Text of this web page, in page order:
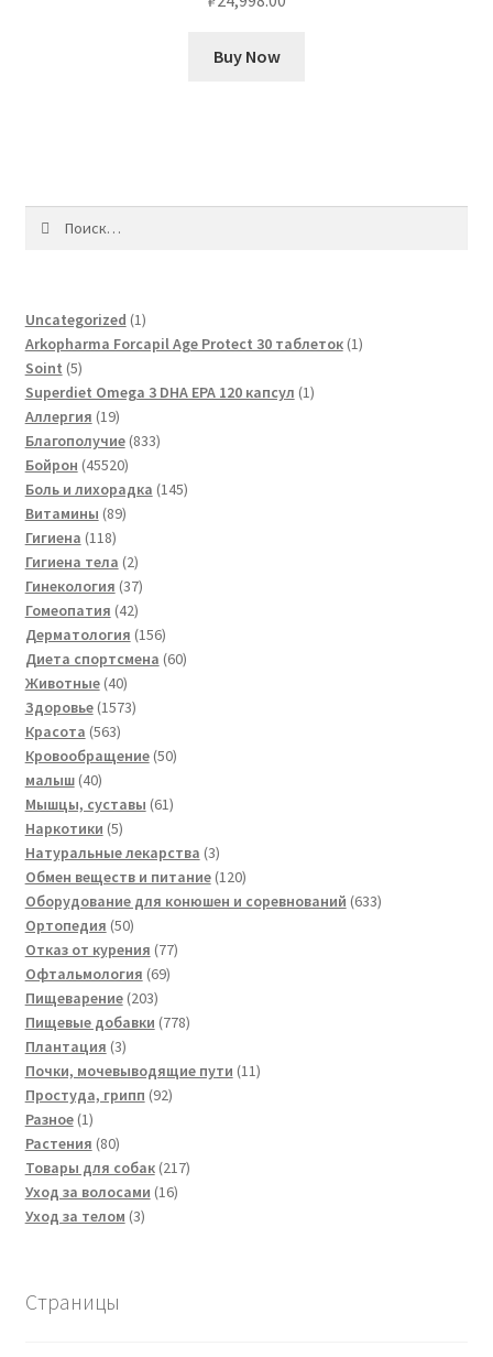
Buy Now
Uncategorized 11
товар
Arkopharma Forcapil Age Protect 30 таблеток 11
Soint 55
товаров
Superdiet Omega 3 DHA EPA 120 капсул 11
Аллергия 1919
товаров
Благополучие 833833
Бойрон 4552045520
товаров
Боль и лихорадка 145145
Витамины 8989
Гигиена 118118
товаров
Гигиена тела 22
товара
Гинекология 3737
товаров
Гомеопатия 4242
товара
Дерматология 156156
товаров
Диета спортсмена 6060
Животные 4040
товаров
Здоровье 15731573
Красота 563563
товара
Кровообращение 5050
малыш 4040
товаров
Мышцы, суставы 6161
Наркотики 55
товаров
Натуральные лекарства 33
товара
Обмен веществ и питание 120120
товаров
Оборудование для конюшен и соревнований 633633
Ортопедия 5050
товаров
Отказ от курения 7777
Офтальмология 6969
Пищеварение 203203
товара
Пищевые добавки 778778
Плантация 33
товара
Почки, мочевыводящие пути 1111
Простуда, грипп 9292
Разное 11
товар
Растения 8080
товаров
Товары для собак 217217
Уход за волосами 1616
Уход за телом 33
Страницы